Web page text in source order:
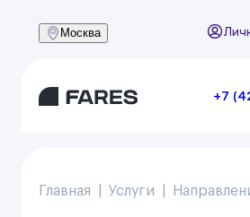
Москва
+7
Главная Услуги